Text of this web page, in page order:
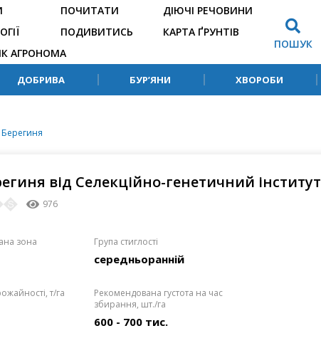
ПОЧИТАТИ
ПОДИВИТИСЬ
ДІЮЧІ РЕЧОВИНИ
КАРТА ҐРУНТІВ
АГРОНОМА
ПОШУК
ДОБРИВА БУР’ЯНИ ХВОРОБИ
Берегиня
від Селекційно-генетичний інститут
976
зона Група стиглості
середньоранній
т/га
Рекомендована густота на час
збирання, шт./га
600 - 700 тис.